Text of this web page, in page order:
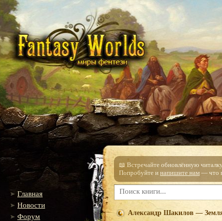
Главная
Новости
Форум
📖 Встречайте обновлённую
Попробуйте и напишите нам — что
Александр Шакилов —